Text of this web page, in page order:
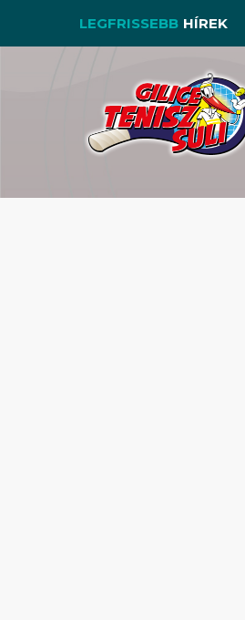
LEGFRISSEBB HÍREK